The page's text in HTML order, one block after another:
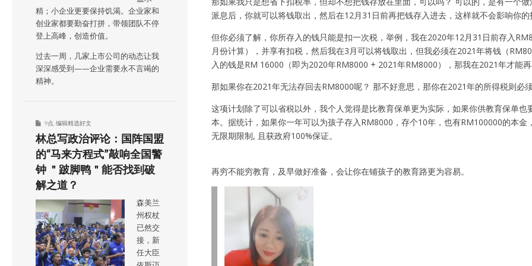
派息后，你就可以将钱取出，然后在12月31日前再把钱存入进去，这样就不会影响你的
但你必须了解，你所存入的钱只能是扣一次税，举例，我在2020年12月31日前存入
月份计算），并享有扣税，然后我在3月可以将钱取出，但我必须在2021年将钱（
入的钱是RM 16000（即为2020年RM8000 + 2021年RM8000），那我在2021年才能
那如果你在2021年无法存回去RM8000呢？ 那不好意思，那你在2021年的所得税则必
这项计划除了可以省税以外，我个人觉得是比教育保单更为实际，如果你供教育保单
本。据统计，如果你一年可以为孩子存入RM8000，存个10年，也有RM100000的本
无限期限制, 且获政府100%保证。
再穷不能穷教育，及早做好准备，会让你在铺孩子的教育路更为容易。
精；小企业更要保持饥渴。企业家和
创业家都要勤奋打拼，带领团队不停
登上高峰，创造价值。
过去一周，几家上市公司的动态让我
深深感受到——企业需要永不言竭的
精神。
9点 编辑精选好文
林总写政治评论：国阵国盟
的“马来方程式”敲响全国警
钟 ＂跛脚鸭＂能否找到破
解之道？
森美兰
州权杖
已然交
接，新
任大臣